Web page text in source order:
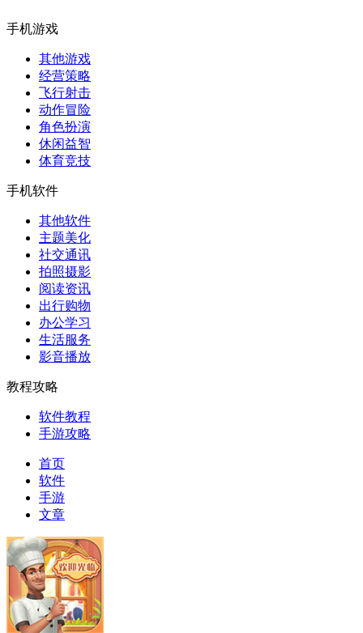
手机游戏
其他游戏
经营策略
飞行射击
动作冒险
角色扮演
休闲益智
体育竞技
手机软件
其他软件
主题美化
社交通讯
拍照摄影
阅读资讯
出行购物
办公学习
生活服务
影音播放
教程攻略
软件教程
手游攻略
首页
软件
手游
文章